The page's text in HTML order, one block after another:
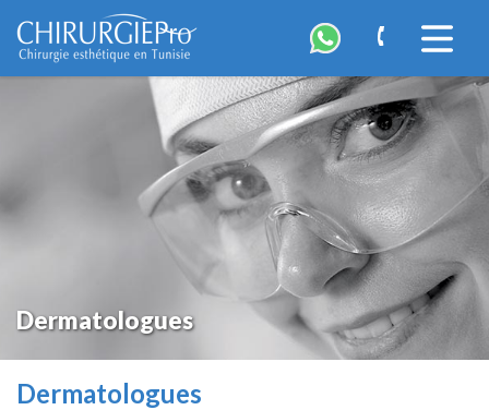
ChirurgiePro
Accéder
Dermatologues
Dermatologues